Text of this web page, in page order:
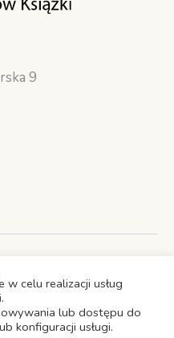
9
KONTAKT
celu realizacji usług
lub dostępu do
konfiguracji usługi.